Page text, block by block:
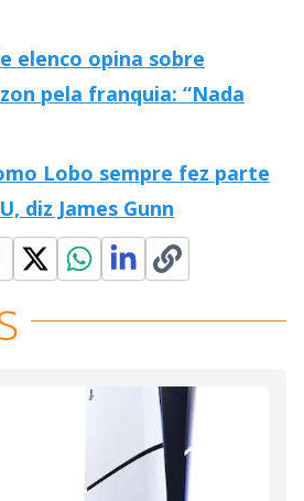
elenco opina sobre
pela franquia: “Nada
Lobo sempre fez parte
diz James Gunn